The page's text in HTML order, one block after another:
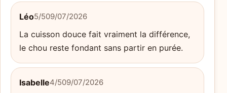
Léo5/509/07/2026
La cuisson douce fait vraiment la différence,
le chou reste fondant sans partir en purée.
Isabelle4/509/07/2026